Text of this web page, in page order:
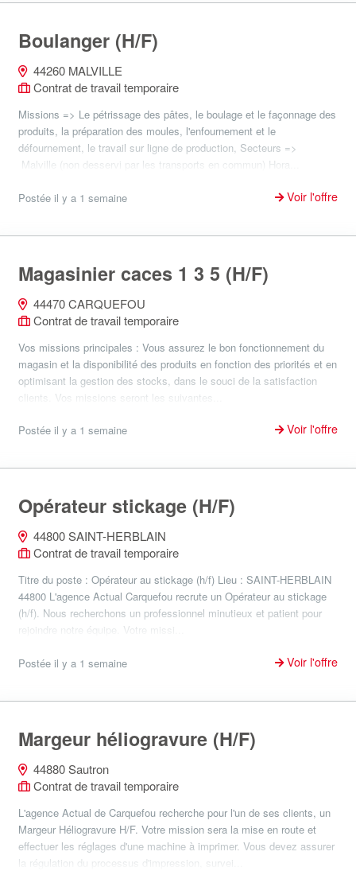
Boulanger (H/F)
44260 MALVILLE
Contrat de travail temporaire
Missions => Le pétrissage des pâtes, le boulage et le façonnage des
produits, la préparation des moules, l'enfournement et le
défournement, le travail sur ligne de production, Secteurs =>
Malville (non desservi par les transports en commun) Hora...
Postée il y a 1 semaine Voir l'offre
Magasinier caces 1 3 5 (H/F)
44470 CARQUEFOU
Contrat de travail temporaire
Vos missions principales : Vous assurez le bon fonctionnement du
magasin et la disponibilité des produits en fonction des priorités et en
optimisant la gestion des stocks, dans le souci de la satisfaction
clients. Vos missions seront les suivantes...
Postée il y a 1 semaine Voir l'offre
Opérateur stickage (H/F)
44800 SAINT-HERBLAIN
Contrat de travail temporaire
Titre du poste : Opérateur au stickage (h/f) Lieu : SAINT-HERBLAIN
44800 L'agence Actual Carquefou recrute un Opérateur au stickage
(h/f). Nous recherchons un professionnel minutieux et patient pour
rejoindre notre équipe. Votre missi...
Postée il y a 1 semaine Voir l'offre
Margeur héliogravure (H/F)
44880 Sautron
Contrat de travail temporaire
L'agence Actual de Carquefou recherche pour l'un de ses clients, un
Margeur Héliogravure H/F. Votre mission sera la mise en route et
effectuer les réglages d'une machine à imprimer. Vous devez assurer
la régulation du processus d'impression, survei...